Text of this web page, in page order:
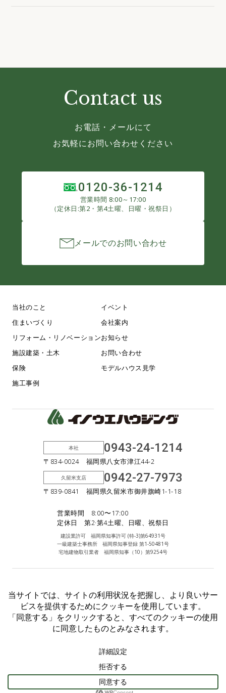
Contact us
お電話・メールにて
お気軽にお問い合わせください
0120-36-1214
営業時間 8:00～17:00
（定休日:第2・第4土曜、日曜・祝祭日）
メールでのお問い合わせ
当社のこと
住まいづくり
リフォーム・リノベーション
施設建築・土木
保険
施工事例
イベント
会社案内
お知らせ
お問い合わせ
モデルハウス見学
本社 0943-24-1214
〒834-0024 福岡県八女市津江44-2
久留米支店 0942-27-7973
〒839-0841 福岡県久留米市御井旗崎1-1-18
営業時間 8:00〜17:00
定休日 第2·第4土曜、日曜、祝祭日
建設業許可 福岡県知事許可 (特-3)第64931号
一級建築士事務所 福岡県知事登録 第1-50481号
宅地建物取引業者 福岡県知事（10）第9254号
Instagram
個人情報保護方針
©︎2025 Inouehousing